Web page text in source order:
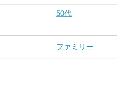
50代
ファミリー